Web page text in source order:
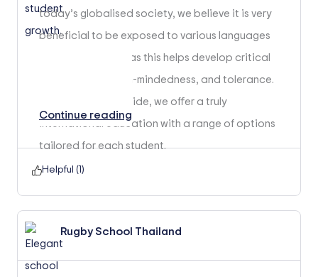
today’s globalised society, we believe it is very
beneficial to be exposed to various languages
and nationalities, as this helps develop critical
thinking skills, open-mindedness, and tolerance.
On the academic side, we offer a truly
international education with a range of options
tailored for each student.
Continue reading
Helpful ( )
Rugby School Thailand